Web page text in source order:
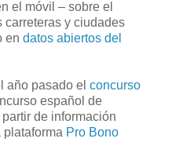
el móvil – sobre el
carreteras y ciudades
en datos abiertos del
año pasado el concurso
español de
de información
Pro Bono